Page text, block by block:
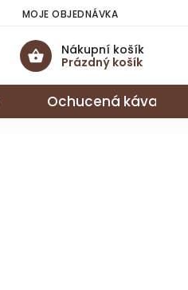
MOJE OBJEDNÁVKA
Nákupní košík
Prázdný košík
Ochucená káva